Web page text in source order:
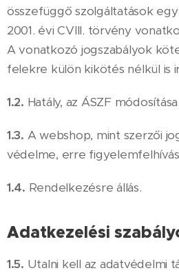
összefüggő szolgáltatások
2001. évi CVIII. törvény
A vonatkozó jogszabályok
felekre külön kikötés nélkül is
1.2. Hatály, az ÁSZF módosítása.
1.3. A webshop, mint szerzői
védelme, erre
1.4. Rendelkezésre állás.
Adatkezelési
1.5. Utalni kell az adatvédelmi